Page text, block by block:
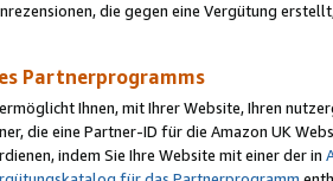
die gegen eine Vergütung
Partnerprogramms
Ihnen, mit Ihrer Website, Ihren
die eine Partner-ID für die Amazon UK
indem Sie Ihre Website mit einer der in